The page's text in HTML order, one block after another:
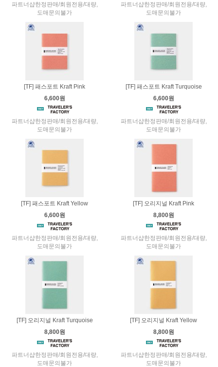
파트너샵한정판매/회원전용/대량,
도매문의불가
파트너샵한정판매/회원전용/대량,
도매문의불가
[TF] 패스포트 Kraft Pink
6,600원
파트너샵한정판매/회원전용/대량,
도매문의불가
[TF] 패스포트 Kraft Turquoise
6,600원
파트너샵한정판매/회원전용/대량,
도매문의불가
[TF] 패스포트 Kraft Yellow
6,600원
파트너샵한정판매/회원전용/대량,
도매문의불가
[TF] 오리지널 Kraft Pink
8,800원
파트너샵한정판매/회원전용/대량,
도매문의불가
[TF] 오리지널 Kraft Turquoise
8,800원
파트너샵한정판매/회원전용/대량,
도매문의불가
[TF] 오리지널 Kraft Yellow
8,800원
파트너샵한정판매/회원전용/대량,
도매문의불가